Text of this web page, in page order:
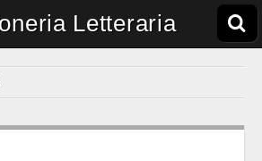
Letteraria